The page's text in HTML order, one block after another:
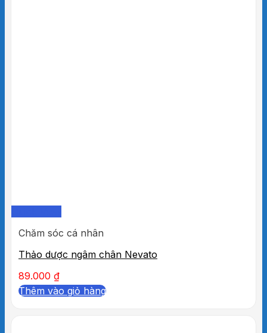
Chăm sóc cá nhân
Thảo dược ngâm chân Nevato
89.000 ₫
Thêm vào giỏ hàng